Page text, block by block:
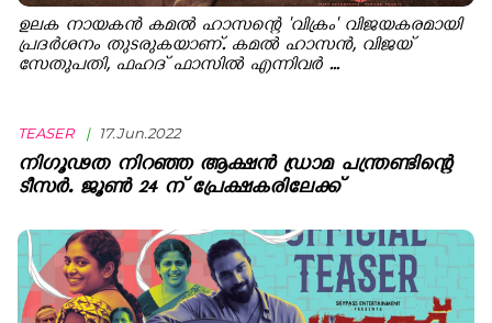
ഉലക നായകന്‍ കമല്‍ ഹാസന്റെ 'വിക്രം' വിജയകരമായി
പ്രദര്‍ശനം തുടരുകയാണ്. കമല്‍ ഹാസന്‍, വിജയ്
സേതുപതി, ഫഹദ് ഫാസില്‍ എന്നിവര്‍ ...
TEASER | 17.Jun.2022
നിഗൂഢത നിറഞ്ഞ ആക്ഷൻ ഡ്രാമ പന്ത്രണ്ടിന്റെ
ടീസർ. ജൂൺ 24 ന് പ്രേക്ഷകരിലേക്ക്